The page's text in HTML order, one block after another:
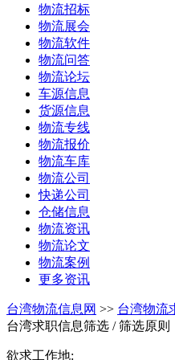
物流招标
物流展会
物流软件
物流问答
物流论坛
车源信息
货源信息
物流专线
物流报价
物流车库
物流公司
快递公司
仓储信息
物流资讯
物流论文
物流案例
更多资讯
台湾物流信息网 >> 台湾物流
台湾求职信息筛选 / 筛选原则
欲求工作地: